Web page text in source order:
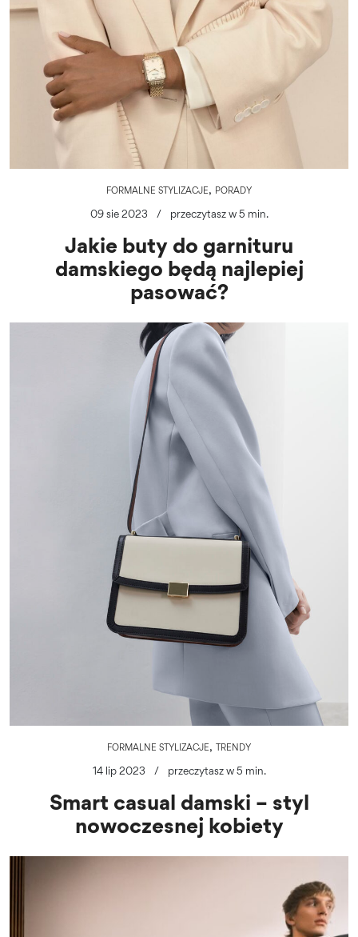
FORMALNE STYLIZACJE, PORADY
09 sie 2023 / przeczytasz w 5 min.
Jakie buty do garnituru
damskiego będą najlepiej
pasować?
FORMALNE STYLIZACJE, TRENDY
14 lip 2023 / przeczytasz w 5 min.
Smart casual damski – styl
nowoczesnej kobiety